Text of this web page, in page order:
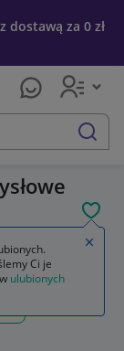
dostawą za 0 zł
szukaj
i akcesoria
Ci je
ulubionych